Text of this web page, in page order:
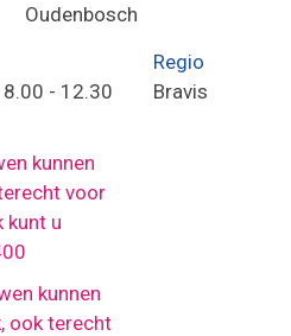
Oudenbosch
- 12.30
kunnen
voor
kunt u
kunnen
, ook terecht
Regio
Bravis